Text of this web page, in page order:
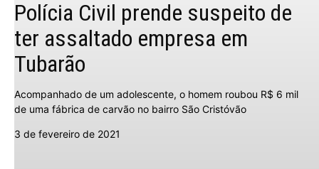
Polícia Civil prende suspeito de
ter assaltado empresa em
Tubarão
Acompanhado de um adolescente, o homem roubou R$ 6 mil
de uma fábrica de carvão no bairro São Cristóvão
3 de fevereiro de 2021